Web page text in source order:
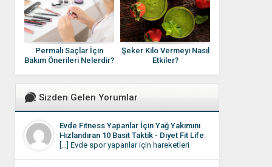
Permalı Saçlar İçin
Bakım Önerileri Nelerdir?
Şeker Kilo Vermeyi Nasıl
Etkiler?
Sizden Gelen Yorumlar
Evde Fitness Yapanlar İçin Yağ Yakımını
Hızlandıran 10 Basit Taktik - Diyet Fit Life:
[…] Evde spor yapanlar için hareketleri